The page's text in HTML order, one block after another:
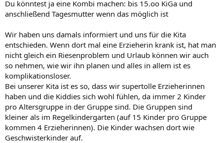
Du könntest ja eine Kombi machen: bis 15.oo KiGa und
anschließend Tagesmutter wenn das möglich ist
Wir haben uns damals informiert und uns für die Kita
entschieden. Wenn dort mal eine Erzieherin krank ist, hat man
nicht gleich ein Riesenproblem und Urlaub können wir auch
so nehmen, wie wir ihn planen und alles in allem ist es
komplikationsloser.
Bei unserer Kita ist es so, dass wir supertolle Erzieherinnen
haben und die Kiddies sich wohl fühlen, da immer 2 Kinder
pro Altersgruppe in der Gruppe sind. Die Gruppen sind
kleiner als im Regelkindergarten (auf 15 Kinder pro Gruppe
kommen 4 Erzieherinnen). Die Kinder wachsen dort wie
Geschwisterkinder auf.